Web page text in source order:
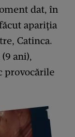
dat, în
apariția
Catinca.
ani),
provocările